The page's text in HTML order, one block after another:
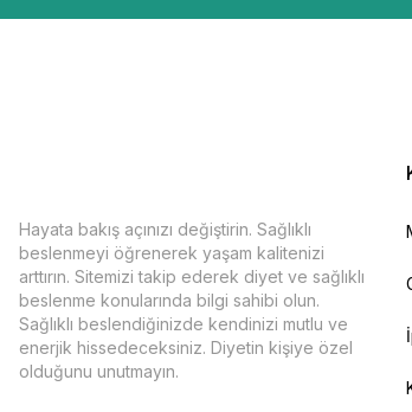
Hayata bakış açınızı değiştirin. Sağlıklı
beslenmeyi öğrenerek yaşam kalitenizi
arttırın. Sitemizi takip ederek diyet ve sağlıklı
beslenme konularında bilgi sahibi olun.
Sağlıklı beslendiğinizde kendinizi mutlu ve
enerjik hissedeceksiniz. Diyetin kişiye özel
olduğunu unutmayın.